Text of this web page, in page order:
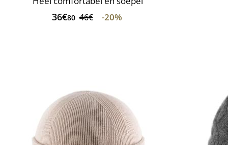
36€80 46€ -20%